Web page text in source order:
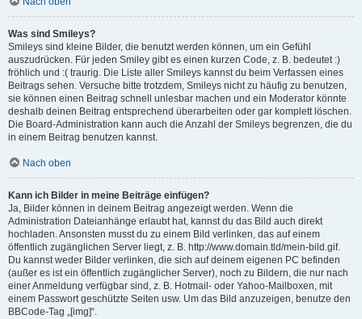
Was sind Smileys?
Smileys sind kleine Bilder, die benutzt werden können, um ein Gefühl
auszudrücken. Für jeden Smiley gibt es einen kurzen Code, z. B. bedeutet :)
fröhlich und :( traurig. Die Liste aller Smileys kannst du beim Verfassen eines
Beitrags sehen. Versuche bitte trotzdem, Smileys nicht zu häufig zu benutzen,
sie können einen Beitrag schnell unlesbar machen und ein Moderator könnte
deshalb deinen Beitrag entsprechend überarbeiten oder gar komplett löschen.
Die Board-Administration kann auch die Anzahl der Smileys begrenzen, die du
in einem Beitrag benutzen kannst.
Nach oben
Kann ich Bilder in meine Beiträge einfügen?
Ja, Bilder können in deinem Beitrag angezeigt werden. Wenn die
Administration Dateianhänge erlaubt hat, kannst du das Bild auch direkt
hochladen. Ansonsten musst du zu einem Bild verlinken, das auf einem
öffentlich zugänglichen Server liegt, z. B. http://www.domain.tld/mein-bild.gif.
Du kannst weder Bilder verlinken, die sich auf deinem eigenen PC befinden
(außer es ist ein öffentlich zugänglicher Server), noch zu Bildern, die nur nach
einer Anmeldung verfügbar sind, z. B. Hotmail- oder Yahoo-Mailboxen, mit
einem Passwort geschützte Seiten usw. Um das Bild anzuzeigen, benutze den
BBCode-Tag „[img]“.